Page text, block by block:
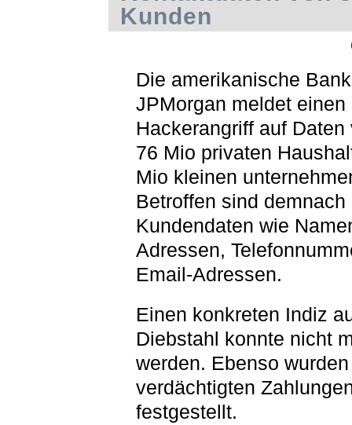
Kunden
Die amerikanische Bank
JPMorgan meldet einen
Hackerangriff auf Daten
76 Mio privaten
Mio kleinen
Betroffen sind demnach
Kundendaten wie
Adressen,
Email-Adressen.
Einen konkreten Indiz
Diebstahl konnte nicht
werden. Ebenso
verdächtigten
festgestellt.